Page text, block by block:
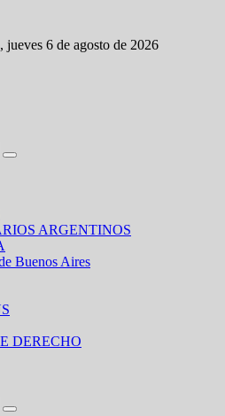
6 de agosto de 2026
ARGENTINOS
Buenos Aires
DERECHO